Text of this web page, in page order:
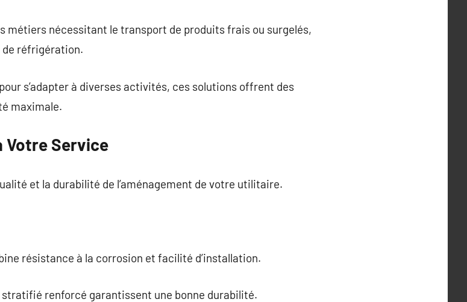
métiers nécessitant le transport de produits frais ou surgelés,
de réfrigération.
s’adapter à diverses activités, ces solutions offrent des
maximale.
Votre Service
et la durabilité de l’aménagement de votre utilitaire.
résistance à la corrosion et facilité d’installation.
stratifié renforcé garantissent une bonne durabilité.